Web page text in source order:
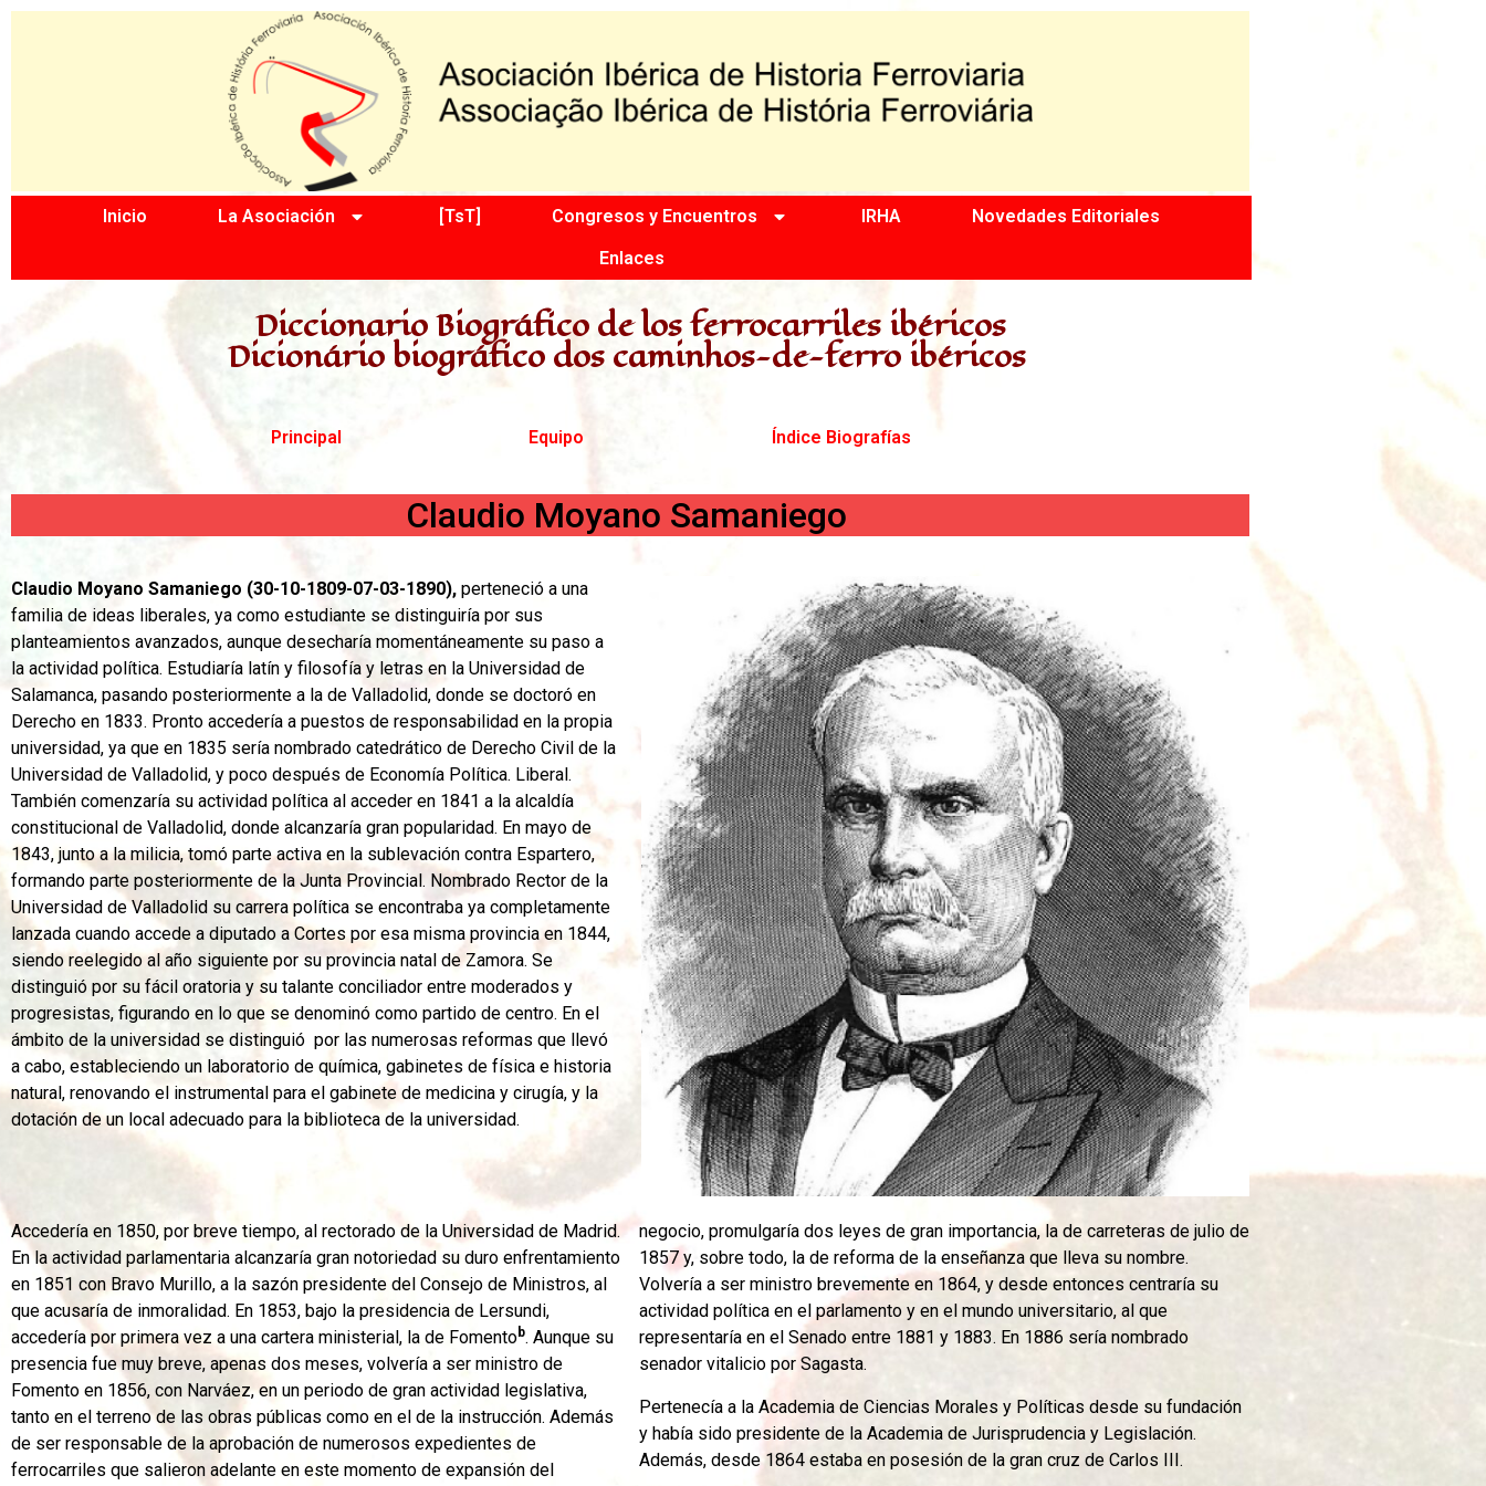
Inicio La Asociación [TsT] Congresos y Encuentros IRHA
Novedades Editoriales
Enlaces
Diccionario Biográfico de los ferrocarriles ibéricos
Dicionário biográfico dos caminhos-de-ferro ibéricos
Principal Equipo Índice Biografías
Claudio Moyano Samaniego
Claudio Moyano Samaniego (30-10-1809-07-03-1890), perteneció a una
familia de ideas liberales, ya como estudiante se distinguiría por sus
planteamientos avanzados, aunque desecharía momentáneamente su paso a
la actividad política. Estudiaría latín y filosofía y letras en la Universidad de
Salamanca, pasando posteriormente a la de Valladolid, donde se doctoró en
Derecho en 1833. Pronto accedería a puestos de responsabilidad en la propia
universidad, ya que en 1835 sería nombrado catedrático de Derecho Civil de la
Universidad de Valladolid, y poco después de Economía Política. Liberal.
También comenzaría su actividad política al acceder en 1841 a la alcaldía
constitucional de Valladolid, donde alcanzaría gran popularidad. En mayo de
1843, junto a la milicia, tomó parte activa en la sublevación contra Espartero,
formando parte posteriormente de la Junta Provincial. Nombrado Rector de la
Universidad de Valladolid su carrera política se encontraba ya completamente
lanzada cuando accede a diputado a Cortes por esa misma provincia en 1844,
siendo reelegido al año siguiente por su provincia natal de Zamora. Se
distinguió por su fácil oratoria y su talante conciliador entre moderados y
progresistas, figurando en lo que se denominó como partido de centro. En el
ámbito de la universidad se distinguió por las numerosas reformas que llevó
a cabo, estableciendo un laboratorio de química, gabinetes de física e historia
natural, renovando el instrumental para el gabinete de medicina y cirugía, y la
dotación de un local adecuado para la biblioteca de la universidad.
Accedería en 1850, por breve tiempo, al rectorado de la Universidad de Madrid.
En la actividad parlamentaria alcanzaría gran notoriedad su duro enfrentamiento
en 1851 con Bravo Murillo, a la sazón presidente del Consejo de Ministros, al
que acusaría de inmoralidad. En 1853, bajo la presidencia de Lersundi,
accedería por primera vez a una cartera ministerial, la de Fomentob. Aunque su
presencia fue muy breve, apenas dos meses, volvería a ser ministro de
Fomento en 1856, con Narváez, en un periodo de gran actividad legislativa,
tanto en el terreno de las obras públicas como en el de la instrucción. Además
de ser responsable de la aprobación de numerosos expedientes de
ferrocarriles que salieron adelante en este momento de expansión del
negocio, promulgaría dos leyes de gran importancia, la de carreteras de julio de
1857 y, sobre todo, la de reforma de la enseñanza que lleva su nombre.
Volvería a ser ministro brevemente en 1864, y desde entonces centraría su
actividad política en el parlamento y en el mundo universitario, al que
representaría en el Senado entre 1881 y 1883. En 1886 sería nombrado
senador vitalicio por Sagasta.
Pertenecía a la Academia de Ciencias Morales y Políticas desde su fundación
y había sido presidente de la Academia de Jurisprudencia y Legislación.
Además, desde 1864 estaba en posesión de la gran cruz de Carlos III.